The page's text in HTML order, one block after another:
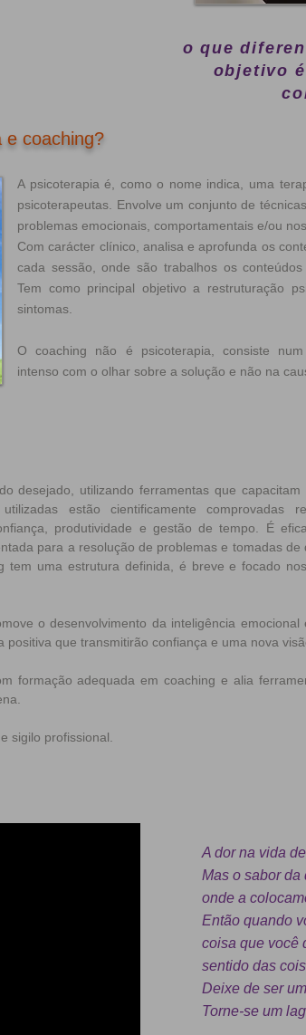
o que
objetivo
coaching?
A psicoterapia é, como o nome indica, uma
psicoterapeutas. Envolve um conjunto de
problemas emocionais, comportamentais e/ou
Com carácter clínico, analisa e aprofunda os
cada sessão, onde são trabalhos os
Tem como principal objetivo a restruturação
sintomas.
O coaching não é psicoterapia, consiste
intenso com o olhar sobre a solução e não na
desejado, utilizando ferramentas que
estão cientificamente comprovadas
produtividade e gestão de tempo. É
para a resolução de problemas e tomadas
uma estrutura definida, é breve e focado
o desenvolvimento da inteligência
que transmitirão confiança e uma nova
formação adequada em coaching e alia
sigilo profissional.
A dor na vida
Mas o sabor da
onde a
Então quando
coisa que você
sentido das
Deixe de ser
Torne-se um